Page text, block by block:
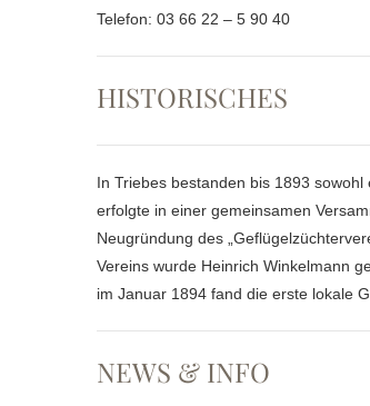
Telefon: 03 66 22 – 5 90 40
HISTORISCHES
In Triebes bestanden bis 1893
erfolgte in einer gemeinsamen
Neugründung des
Vereins wurde Heinrich Winkelmann
im Januar 1894 fand die erste lokale
NEWS & INFO